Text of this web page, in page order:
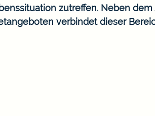
zutreffen. Neben
verbindet dieser